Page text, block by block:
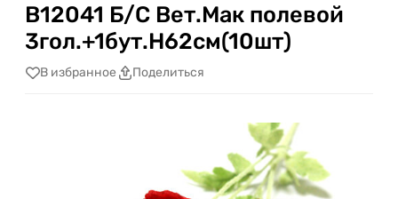
В12041 Б/С Вет.Мак полевой
3гол.+1бут.H62см(10шт)
В избранное Поделиться